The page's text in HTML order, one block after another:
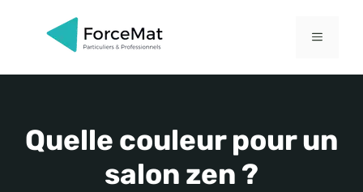
MENU
Quelle couleur pour un
salon zen ?